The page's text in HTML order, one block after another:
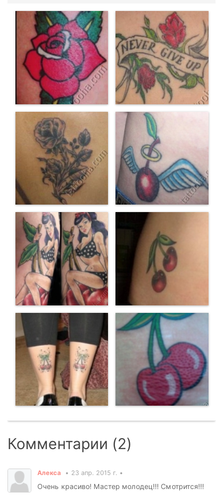
Комментарии (2)
Алекса 23 апр. 2015 г.
Очень красиво! Мастер молодец!!! Смотрится!!!